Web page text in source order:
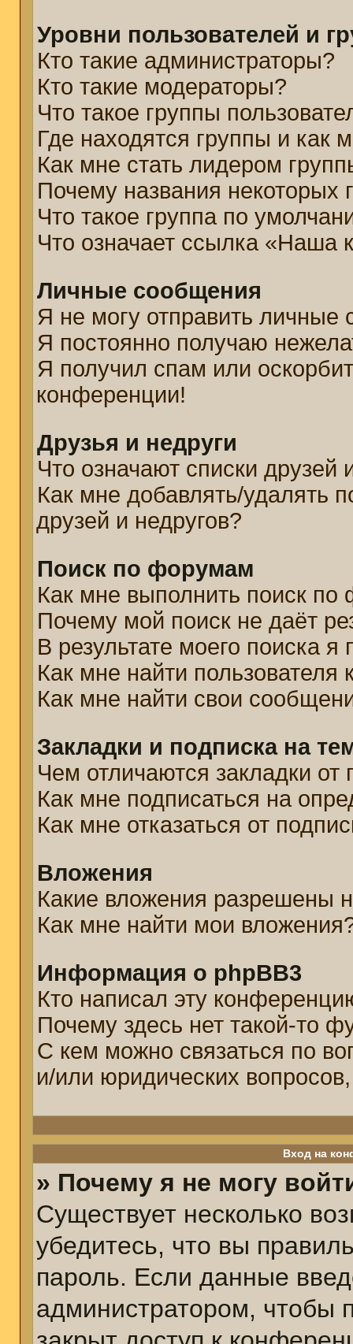
Уровни пользователей и
Кто такие администраторы?
Кто такие модераторы?
Что такое группы
Где находятся группы и как
Как мне стать лидером
Почему названия некоторых
Что такое группа по
Что означает ссылка «Наша
Личные сообщения
Я не могу отправить личные
Я постоянно получаю
Я получил спам или
конференции!
Друзья и недруги
Что означают списки друзей
Как мне добавлять/удалять
друзей и недругов?
Поиск по форумам
Как мне выполнить поиск
Почему мой поиск не даёт
В результате моего поиска
Как мне найти пользователя
Как мне найти свои
Закладки и подписка на
Чем отличаются закладки от
Как мне подписаться на
Как мне отказаться от
Вложения
Какие вложения разрешены
Как мне найти мои
Информация о phpBB3
Кто написал эту
Почему здесь нет такой-то
С кем можно связаться по
и/или юридических
Вход на
» Почему я не могу
Существует несколько
убедитесь, что вы
пароль. Если данные
администратором, чтобы